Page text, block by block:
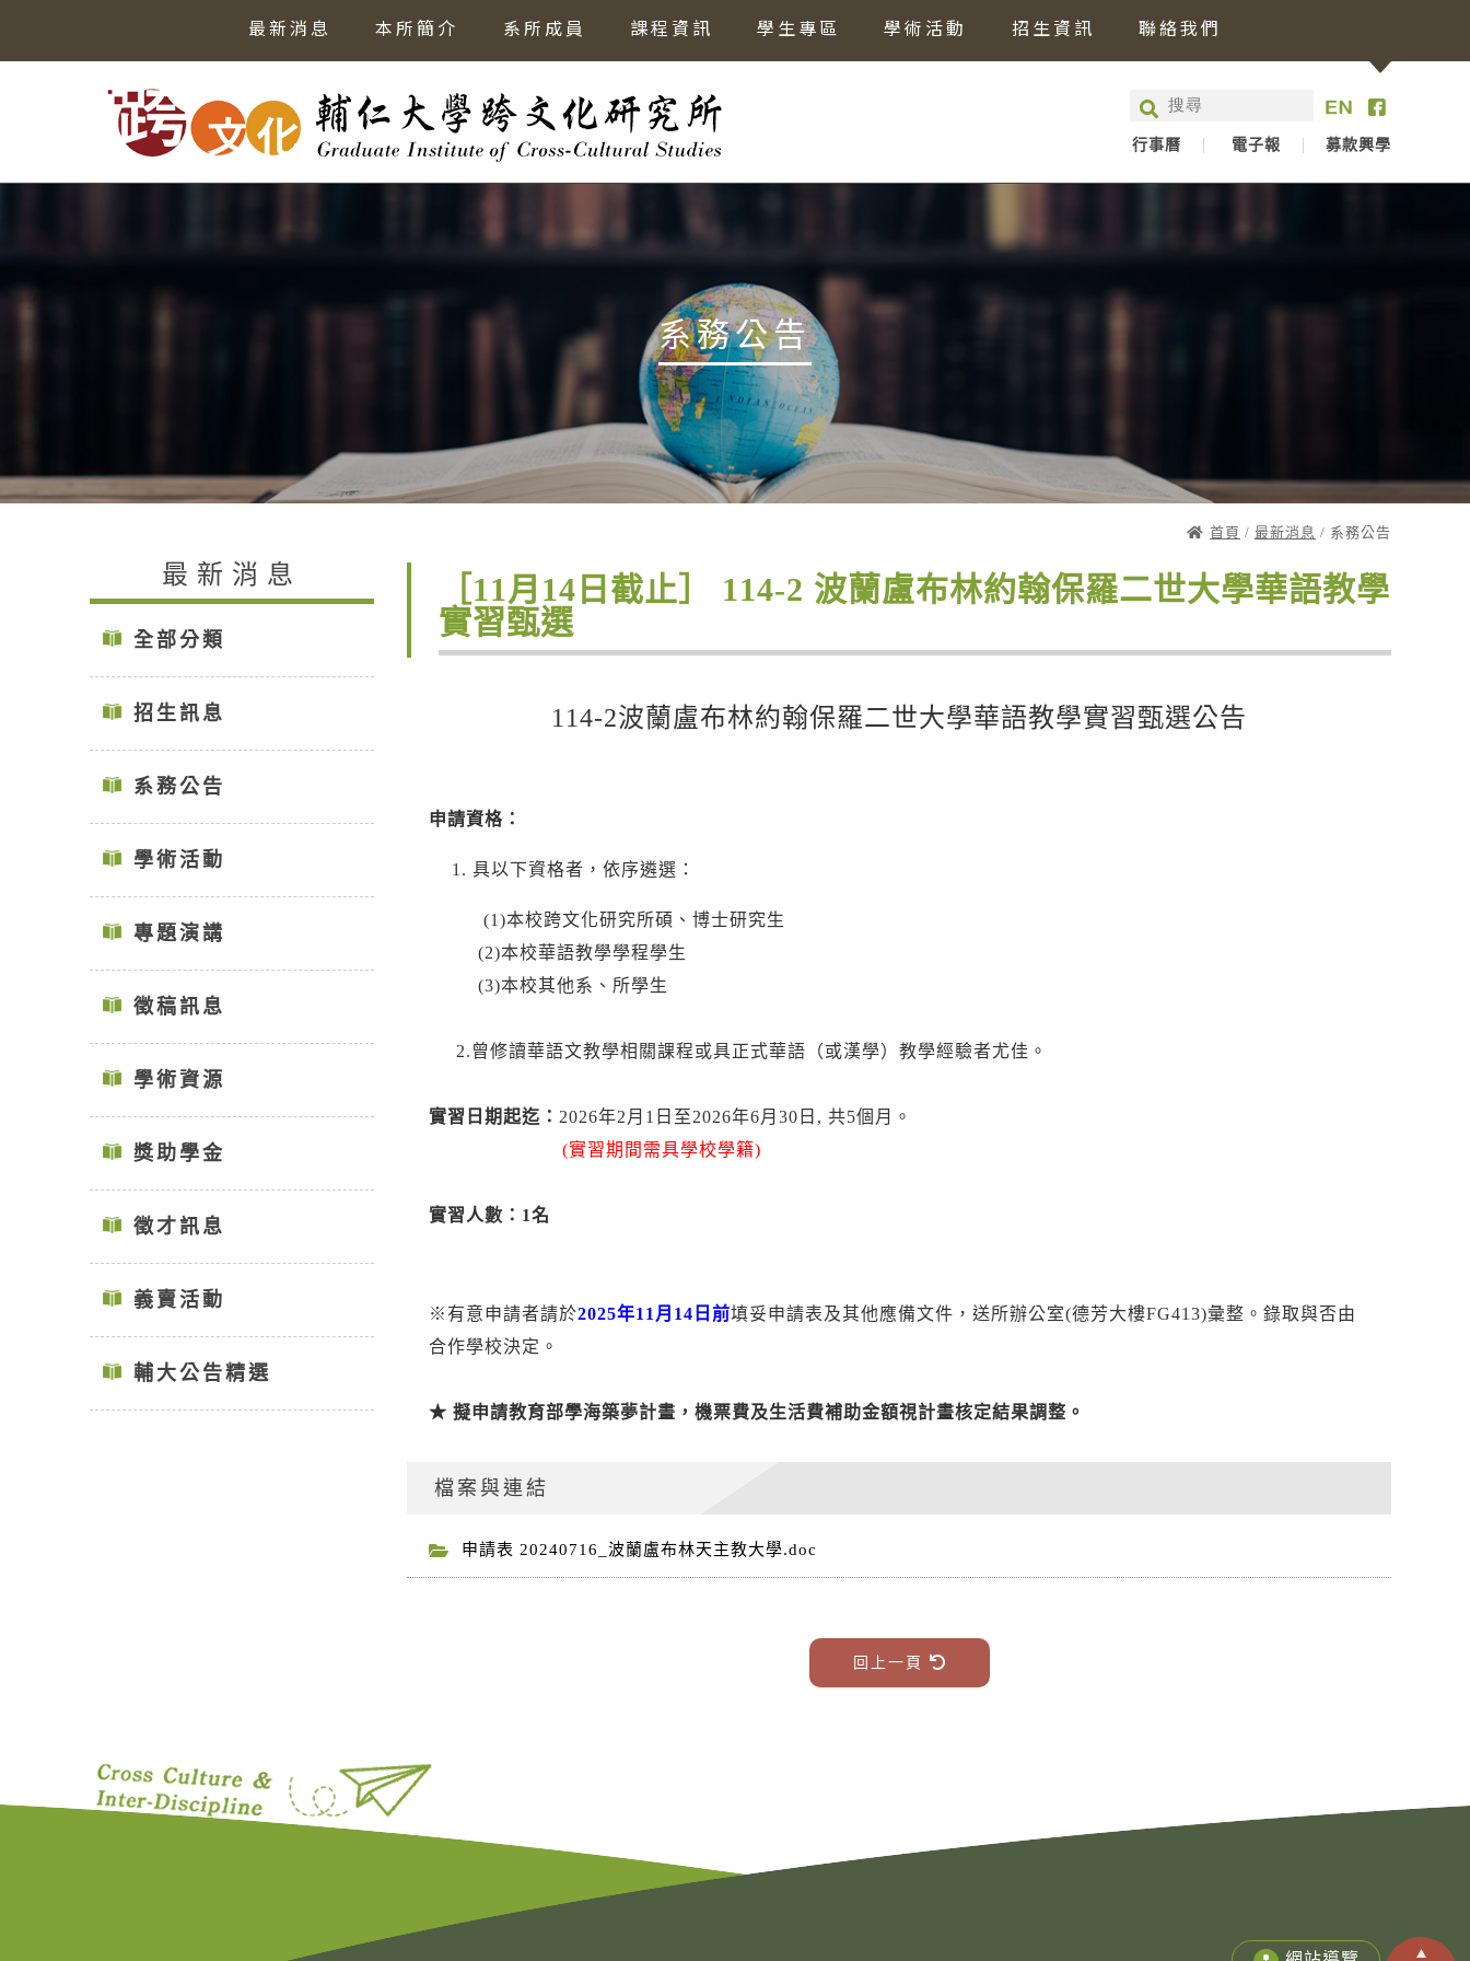
最新消息 本所簡介 系所成員 課程資訊 學生專區 學術活動 招生資訊 聯絡我們
行事曆 電子報 募款興學
系務公告
首頁 / 最新消息 / 系務公告
最新消息
全部分類
招生訊息
系務公告
學術活動
專題演講
徵稿訊息
學術資源
獎助學金
徵才訊息
義賣活動
輔大公告精選
［11月14日截止］ 114-2 波蘭盧布林約翰保羅二世大學華語教學
實習甄選
114-2波蘭盧布林約翰保羅二世大學華語教學實習甄選公告
申請資格：
具以下資格者，依序遴選：
(1)本校跨文化研究所碩、博士研究生
(2)本校華語教學學程學生
(3)本校其他系、所學生
2.曾修讀華語文教學相關課程或具正式華語（或漢學）教學經驗者尤佳。
實習日期起迄： 2026年2月1日至2026年6月30日, 共5個月。
(實習期間需具學校學籍)
實習人數：1名
※有意申請者請於2025年11月14日前填妥申請表及其他應備文件，送所辦公室(德芳大樓FG413)彙整。錄取與否由
合作學校決定。
★ 擬申請教育部學海築夢計畫，機票費及生活費補助金額視計畫核定結果調整。
檔案與連結
申請表 20240716_波蘭盧布林天主教大學.doc
回上一頁